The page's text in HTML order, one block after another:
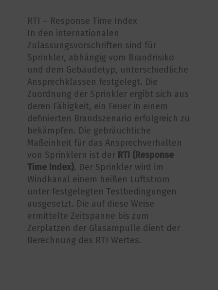
RTI – Response Time Index
In den internationalen
Zulassungsvorschriften sind für
Sprinkler, abhängig vom Brandrisiko
und dem Gebäudetyp, unterschiedliche
Ansprechklassen festgelegt. Die
Zuordnung der Sprinkler ergibt sich aus
deren Fähigkeit, ein Feuer in einem
definierten Brandszenario erfolgreich zu
bekämpfen. Die gebräuchliche
Maßeinheit für das Ansprechverhalten
von Sprinklern ist der RTI (Response
Time Index). Der Sprinkler wird im
Windkanal einem heißen Luftstrom
unter festgelegten Testbedingungen
ausgesetzt. Die auf diese Weise
ermittelte Zeitspanne bis zum
Zerplatzen der Glasampulle dient der
Berechnung des RTI Wertes.